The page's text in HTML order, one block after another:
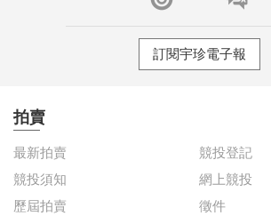
訂閱宇珍電子報
拍賣
最新拍賣
競投登記
競投須知
網上競投
歷屆拍賣
徵件